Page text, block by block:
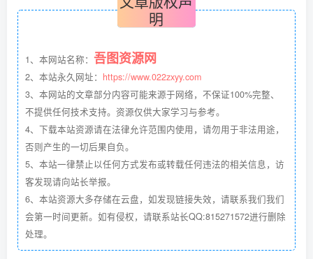
明
1、本网站名称： 吾图资源网
2、本站永久网址： https://www.022zxyy.com
3、本网站的文章部分内容可能来源于网络，不保证100%完整、
不提供任何技术支持。资源仅供大家学习与参考。
4、下载本站资源请在法律允许范围内使用，请勿用于非法用途，
否则产生的一切后果自负。
5、本站一律禁止以任何方式发布或转载任何违法的相关信息，访
客发现请向站长举报。
6、本站资源大多存储在云盘，如发现链接失效，请联系我们我们
会第一时间更新。如有侵权，请联系站长QQ:815271572进行删除
处理。